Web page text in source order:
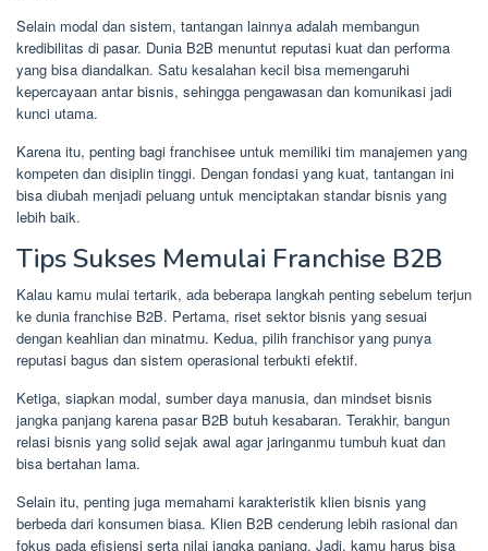
Selain modal dan sistem, tantangan lainnya adalah membangun
kredibilitas di pasar. Dunia B2B menuntut reputasi kuat dan performa
yang bisa diandalkan. Satu kesalahan kecil bisa memengaruhi
kepercayaan antar bisnis, sehingga pengawasan dan komunikasi jadi
kunci utama.
Karena itu, penting bagi franchisee untuk memiliki tim manajemen yang
kompeten dan disiplin tinggi. Dengan fondasi yang kuat, tantangan ini
bisa diubah menjadi peluang untuk menciptakan standar bisnis yang
lebih baik.
Tips Sukses Memulai Franchise B2B
Kalau kamu mulai tertarik, ada beberapa langkah penting sebelum terjun
ke dunia franchise B2B. Pertama, riset sektor bisnis yang sesuai
dengan keahlian dan minatmu. Kedua, pilih franchisor yang punya
reputasi bagus dan sistem operasional terbukti efektif.
Ketiga, siapkan modal, sumber daya manusia, dan mindset bisnis
jangka panjang karena pasar B2B butuh kesabaran. Terakhir, bangun
relasi bisnis yang solid sejak awal agar jaringanmu tumbuh kuat dan
bisa bertahan lama.
Selain itu, penting juga memahami karakteristik klien bisnis yang
berbeda dari konsumen biasa. Klien B2B cenderung lebih rasional dan
fokus pada efisiensi serta nilai jangka panjang. Jadi, kamu harus bisa